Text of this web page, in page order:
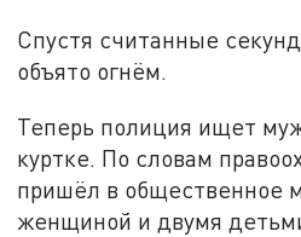
Спустя считанные
объято огнём.
Теперь полиция ищет
куртке. По словам
пришёл в общественное
женщиной и двумя